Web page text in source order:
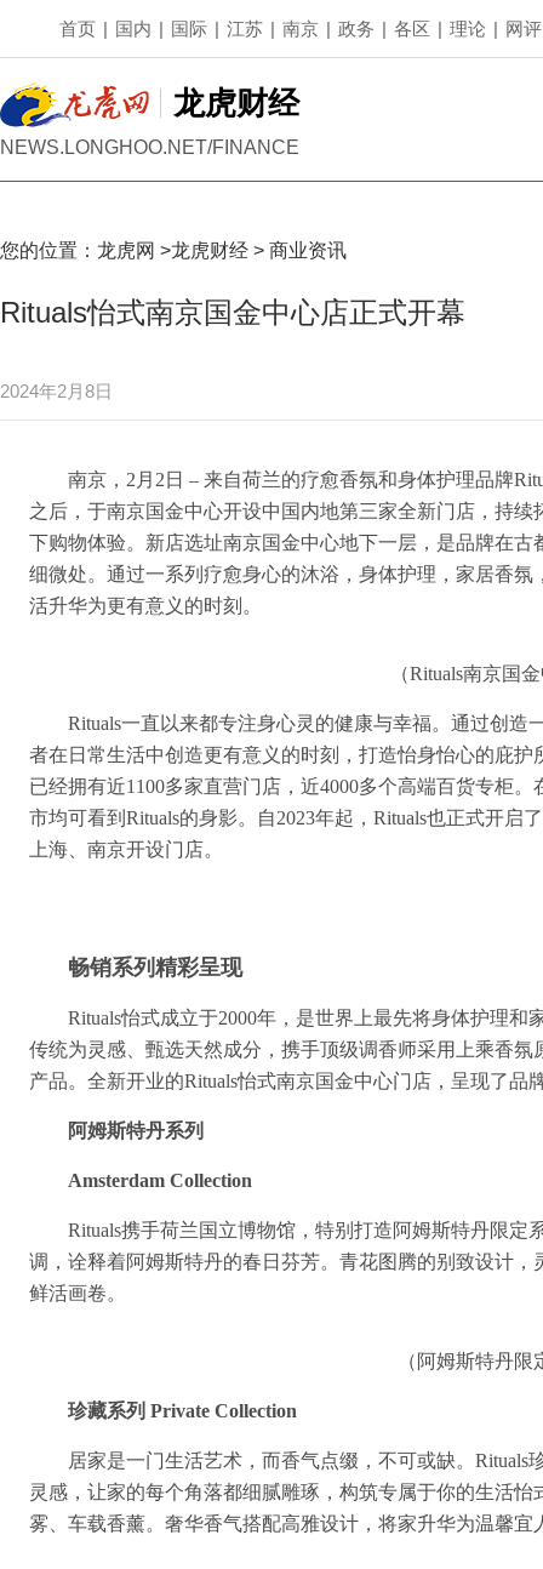
首页 | 国内 | 国际 | 江苏 | 南京 | 政务 | 各区 | 理论 | 网评
龙虎财经
NEWS.LONGHOO.NET/FINANCE
您的位置： 龙虎网 >龙虎财经 > 商业资讯
Rituals怡式南京国金中心店正式开幕
2024年2月8日
南京，2月2日 – 来自荷兰的疗愈香氛和身体护理品牌
之后，于南京国金中心开设中国内地第三家全新门店，持
下购物体验。新店选址南京国金中心地下一层，是品牌在
细微处。通过一系列疗愈身心的沐浴，身体护理，家居香
活升华为更有意义的时刻。
（Rituals南京国
Rituals一直以来都专注身心灵的健康与幸福。通过创
者在日常生活中创造更有意义的时刻，打造怡身怡心的庇
已经拥有近1100多家直营门店，近4000多个高端百货专柜
市均可看到Rituals的身影。自2023年起，Rituals也正式开
上海、南京开设门店。
畅销系列精彩呈现
Rituals怡式成立于2000年，是世界上最先将身体护理
传统为灵感、甄选天然成分，携手顶级调香师采用上乘香
产品。全新开业的Rituals怡式南京国金中心门店，呈现了品
阿姆斯特丹系列
Amsterdam Collection
Rituals携手荷兰国立博物馆，特别打造阿姆斯特丹限
调，诠释着阿姆斯特丹的春日芬芳。青花图腾的别致设计
鲜活画卷。
（阿姆斯特丹限
珍藏系列 Private Collection
居家是一门生活艺术，而香气点缀，不可或缺。
灵感，让家的每个角落都细腻雕琢，构筑专属于你的生活
雾、车载香薰。奢华香气搭配高雅设计，将家升华为温馨宜